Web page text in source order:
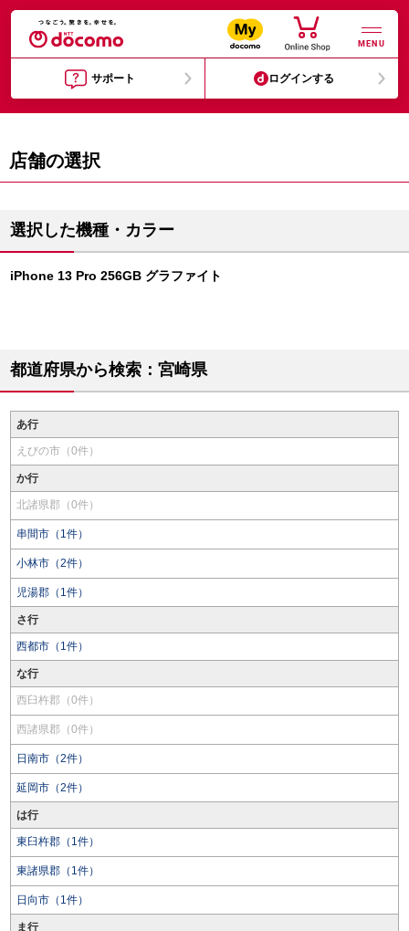
MENU
サポート ログインする
店舗の選択
選択した機種・カラー
iPhone 13 Pro 256GB グラファイト
都道府県から検索：宮崎県
あ行
えびの市（0件）
か行
北諸県郡（0件）
串間市（1件）
小林市（2件）
児湯郡（1件）
さ行
西都市（1件）
な行
西臼杵郡（0件）
西諸県郡（0件）
日南市（2件）
延岡市（2件）
は行
東臼杵郡（1件）
東諸県郡（1件）
日向市（1件）
ま行